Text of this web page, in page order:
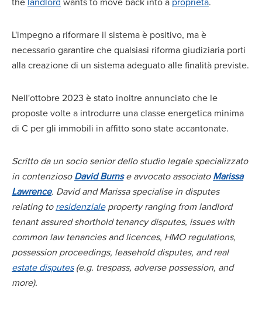
L'impegno a riformare il sistema è positivo, ma è
necessario garantire che qualsiasi riforma giudiziaria porti
alla creazione di un sistema adeguato alle finalità previste.
Nell'ottobre 2023 è stato inoltre annunciato che le
proposte volte a introdurre una classe energetica minima
di C per gli immobili in affitto sono state accantonate.
Scritto da un socio senior dello studio legale specializzato
in contenziosoDavid Burnse avvocato associato Marissa
Lawrence. David and Marissa specialise in disputes
relating toresidenzialeproperty ranging from landlord
tenant assured shorthold tenancy disputes, issues with
common law tenancies and licences, HMO regulations,
possession proceedings, leasehold disputes, and real
estate disputes(e.g. trespass, adverse possession, and
more).